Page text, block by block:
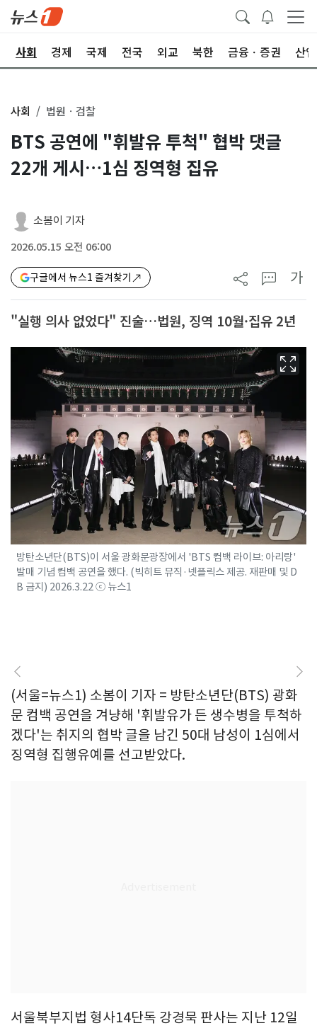
사회 경제 국제 전국 외교 북한 금융ㆍ증권 산업
사회 법원ㆍ검찰
BTS 공연에 "휘발유 투척" 협박 댓글
22개 게시…1심 징역형 집유
소봄이 기자
2026.05.15 오전 06:00
구글에서 뉴스1 즐겨찾기 가
"실행 의사 없었다" 진술…법원, 징역 10월·집유 2년
방탄소년단(BTS)이 서울 광화문광장에서 'BTS 컴백 라이브: 아리랑'
발매 기념 컴백 공연을 했다. (빅히트 뮤직·넷플릭스 제공. 재판매 및 D
B 금지) 2026.3.22 ⓒ 뉴스1
(서울=뉴스1) 소봄이 기자 = 방탄소년단(BTS) 광화
문 컴백 공연을 겨냥해 '휘발유가 든 생수병을 투척하
겠다'는 취지의 협박 글을 남긴 50대 남성이 1심에서
징역형 집행유예를 선고받았다.
서울북부지법 형사14단독 강경묵 판사는 지난 12일